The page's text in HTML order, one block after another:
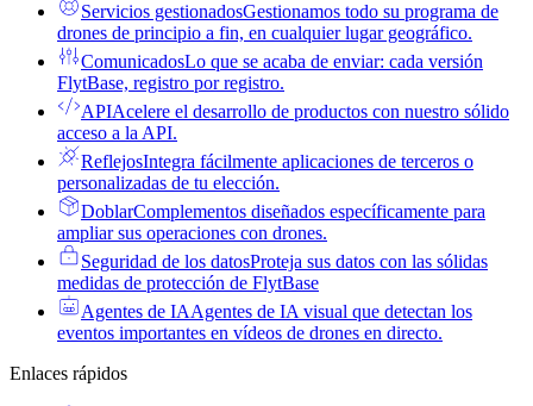
Servicios gestionadosGestionamos todo su programa de
drones de principio a fin, en cualquier lugar geográfico.
ComunicadosLo que se acaba de enviar: cada versión
FlytBase, registro por registro.
APIAcelere el desarrollo de productos con nuestro sólido
acceso a la API.
ReflejosIntegra fácilmente aplicaciones de terceros o
personalizadas de tu elección.
DoblarComplementos diseñados específicamente para
ampliar sus operaciones con drones.
Seguridad de los datosProteja sus datos con las sólidas
medidas de protección de FlytBase
Agentes de IAAgentes de IA visual que detectan los
eventos importantes en vídeos de drones en directo.
Enlaces rápidos